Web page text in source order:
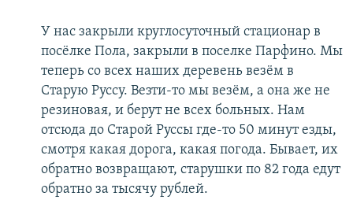
У нас закрыли круглосуточный стационар в
посёлке Пола, закрыли в поселке Парфино. Мы
теперь со всех наших деревень везём в
Старую Руссу. Везти-то мы везём, а она же не
резиновая, и берут не всех больных. Нам
отсюда до Старой Руссы где-то 50 минут езды,
смотря какая дорога, какая погода. Бывает, их
обратно возвращают, старушки по 82 года едут
обратно за тысячу рублей.